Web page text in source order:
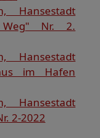
Hansestadt
Weg" Nr. 2.
Hansestadt
im Hafen
Hansestadt
2-2022